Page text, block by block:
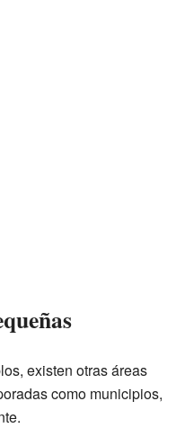
existen otras áreas
como municipios,